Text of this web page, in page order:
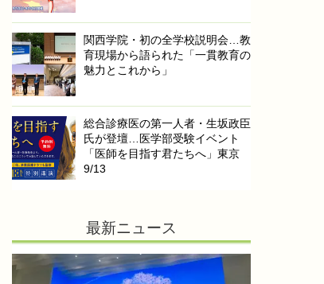
関西学院・初の全学校説明会…教
育現場から語られた「一貫教育の
魅力とこれから」
総合診療医の第一人者・生坂政臣
氏が登壇…医学部受験イベント
「医師を目指す君たちへ」東京
9/13
最新ニュース